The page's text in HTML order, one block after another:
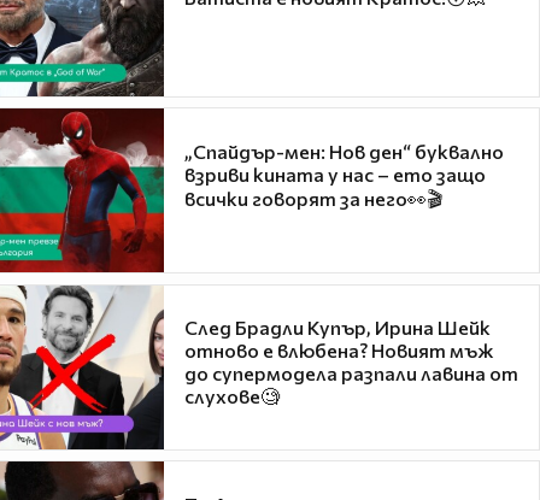
„Спайдър-мен: Нов ден“ буквално
взриви кината у нас – ето защо
всички говорят за него👀🎬
След Брадли Купър, Ирина Шейк
отново е влюбена? Новият мъж
до супермодела разпали лавина от
слухове🧐